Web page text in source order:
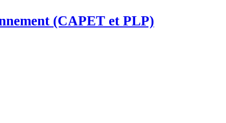
(CAPET et PLP)